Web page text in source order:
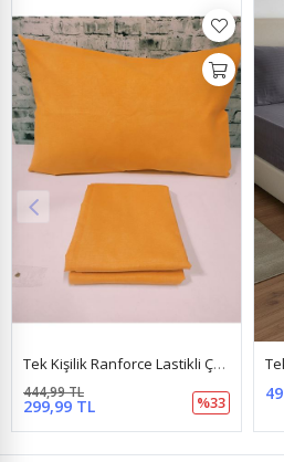
Tek Kişilik Ranforce Lastikli Çarşaf Turuncu
%33